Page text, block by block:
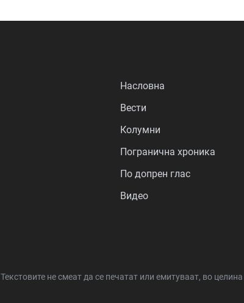
Насловна
Вести
Колумни
Погранична хроника
По допрен глас
Видео
Текстовите не смеат да се печатат или емитуваат, во